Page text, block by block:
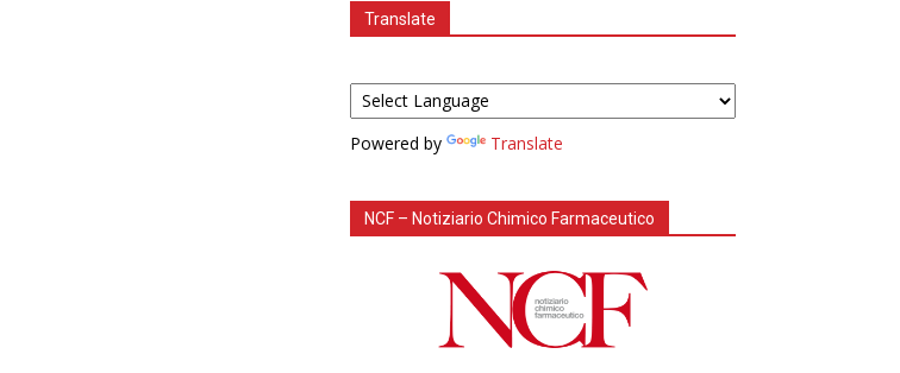
Translate
Powered by Translate
NCF – Notiziario Chimico Farmaceutico